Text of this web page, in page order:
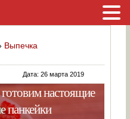
Выпечка
Дата: 26 марта 2019
настоящие
панкейки